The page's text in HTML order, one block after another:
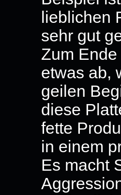
lieblichen
sehr gut
Zum
etwas ab,
geilen
diese
fette
in einem
Es macht